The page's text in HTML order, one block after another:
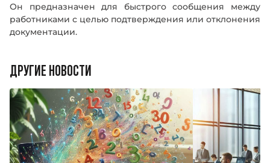
Он предназначен для быстрого сообщения между
работниками с целью подтверждения или отклонения
документации.
ДРУГИЕ НОВОСТИ
Введите ваше имя
Номер телефона
Введите ваше имя
Номер телефона